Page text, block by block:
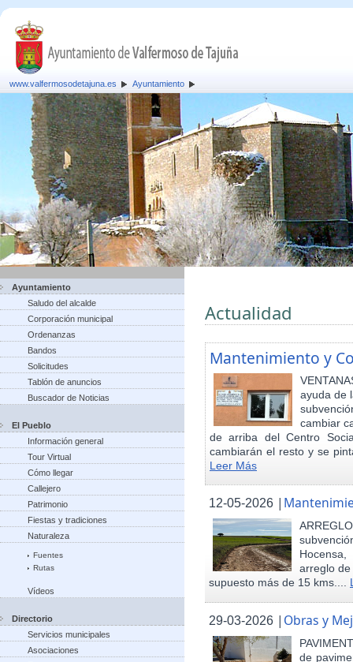
www.valfermosodetajuna.es Ayuntamiento
Ayuntamiento
Saludo del alcalde
Corporación municipal
Ordenanzas
Bandos
Solicitudes
Tablón de anuncios
Buscador de Noticias
El Pueblo
Información general
Tour Virtual
Cómo llegar
Callejero
Patrimonio
Fiestas y tradiciones
Naturaleza
Fuentes
Rutas
Vídeos
Directorio
Servicios municipales
Asociaciones
Actualidad
Mantenimiento y
ayuda de
cambiar
de arriba del Centro
cambiarán el resto y se
Leer Más
12-05-2026 |
arreglo
supuesto más de 15 kms....
29-03-2026 | Obras y
de